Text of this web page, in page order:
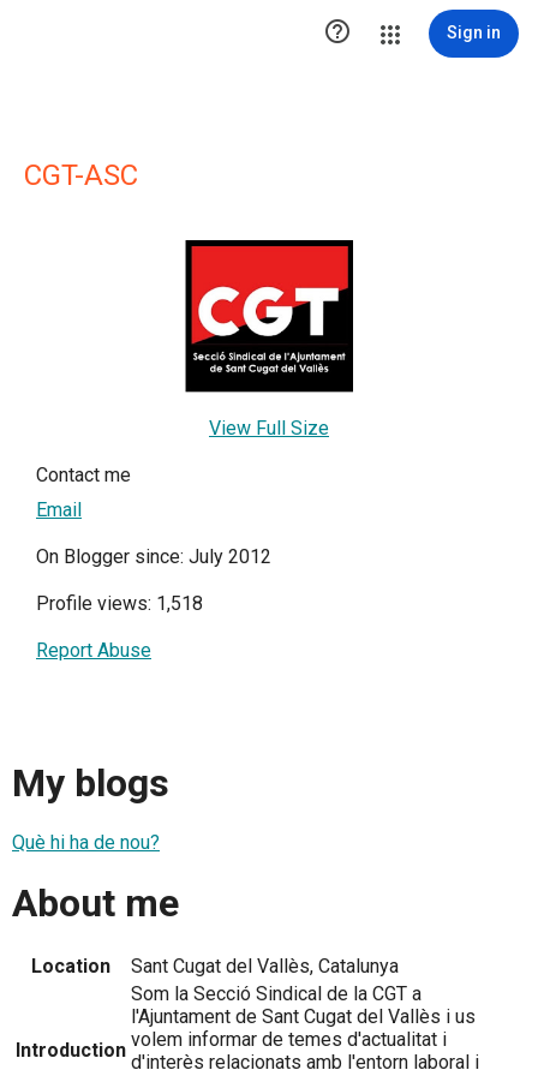
 Sign in
CGT-ASC
View Full Size
Contact me
Email
On Blogger since: July 2012
Profile views: 1,518
Report Abuse
My blogs
Què hi ha de nou?
About me
Location Sant Cugat del Vallès, Catalunya
Introduction
Som la Secció Sindical de la CGT a
l'Ajuntament de Sant Cugat del Vallès i us
volem informar de temes d'actualitat i
d'interès relacionats amb l'entorn laboral i